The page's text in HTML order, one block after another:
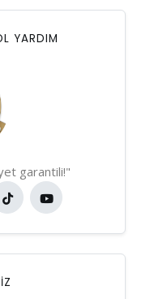
YARDIM
garantili!"